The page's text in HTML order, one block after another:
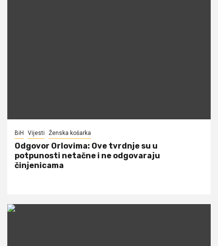
BiH Vijesti Ženska košarka
Odgovor Orlovima: ​Ove tvrdnje su u
potpunosti netačne i ne odgovaraju
činjenicama